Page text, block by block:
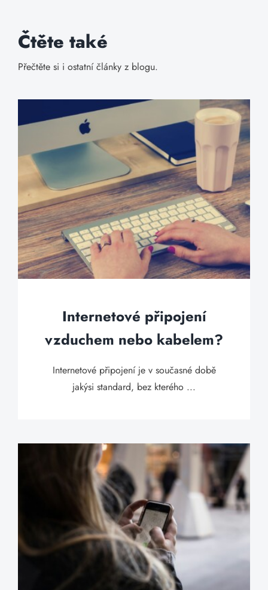
Čtěte také
Přečtěte si i ostatní články z blogu.
Internetové připojení
vzduchem nebo kabelem?
Internetové připojení je v současné době
jakýsi standard, bez kterého ...